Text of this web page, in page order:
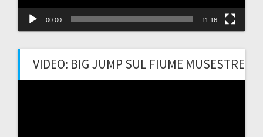
00:00 11:16
VIDEO: BIG JUMP SUL FIUME MUSESTRE